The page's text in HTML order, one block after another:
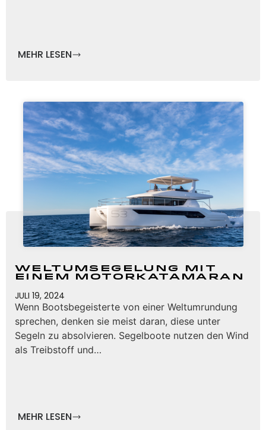
MEHR LESEN
Weltumsegelung mit
einem Motorkatamaran
JULI 19, 2024
Wenn Bootsbegeisterte von einer Weltumrundung
sprechen, denken sie meist daran, diese unter
Segeln zu absolvieren. Segelboote nutzen den Wind
als Treibstoff und…
MEHR LESEN